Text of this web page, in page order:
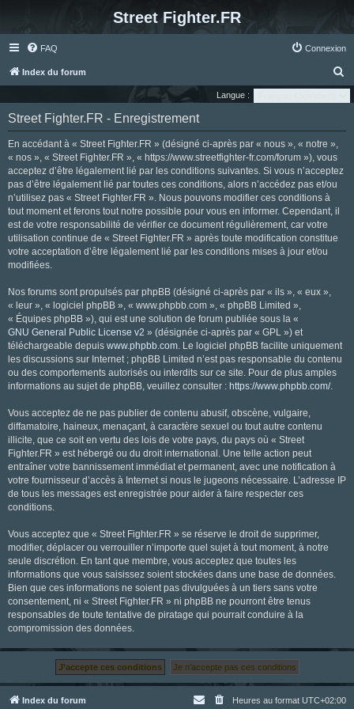
Street Fighter.FR
FAQ Connexion
Index du forum
e
Langue :
Street Fighter.FR - Enregistrement
En accédant à « Street Fighter.FR » (désigné ci-après par « nous », « notre »,
« nos », « Street Fighter.FR », « https://www.streetfighter-fr.com/forum »), vous
acceptez d’être légalement lié par les conditions suivantes. Si vous n’acceptez
pas d’être légalement lié par toutes ces conditions, alors n’accédez pas et/ou
n’utilisez pas « Street Fighter.FR ». Nous pouvons modifier ces conditions à
tout moment et ferons tout notre possible pour vous en informer. Cependant, il
est de votre responsabilité de vérifier ce document régulièrement, car votre
utilisation continue de « Street Fighter.FR » après toute modification constitue
votre acceptation d’être légalement lié par les conditions mises à jour et/ou
modifiées.
Nos forums sont propulsés par phpBB (désigné ci-après par « ils », « eux »,
« leur », « logiciel phpBB », « www.phpbb.com », « phpBB Limited »,
« Équipes phpBB »), qui est une solution de forum publiée sous la «
GNU General Public License v2 » (désignée ci-après par « GPL ») et
téléchargeable depuis www.phpbb.com. Le logiciel phpBB facilite uniquement
les discussions sur Internet ; phpBB Limited n’est pas responsable du contenu
ou des comportements autorisés ou interdits sur ce site. Pour de plus amples
informations au sujet de phpBB, veuillez consulter : https://www.phpbb.com/.
Vous acceptez de ne pas publier de contenu abusif, obscène, vulgaire,
diffamatoire, haineux, menaçant, à caractère sexuel ou tout autre contenu
illicite, que ce soit en vertu des lois de votre pays, du pays où « Street
Fighter.FR » est hébergé ou du droit international. Une telle action peut
entraîner votre bannissement immédiat et permanent, avec une notification à
votre fournisseur d’accès à Internet si nous le jugeons nécessaire. L’adresse IP
de tous les messages est enregistrée pour aider à faire respecter ces
conditions.
Vous acceptez que « Street Fighter.FR » se réserve le droit de supprimer,
modifier, déplacer ou verrouiller n’importe quel sujet à tout moment, à notre
seule discrétion. En tant que membre, vous acceptez que toutes les
informations que vous saisissez soient stockées dans une base de données.
Bien que ces informations ne soient pas divulguées à un tiers sans votre
consentement, ni « Street Fighter.FR » ni phpBB ne pourront être tenus
responsables de toute tentative de piratage qui pourrait conduire à la
compromission des données.
Index du forum Heures au format UTC+02:00